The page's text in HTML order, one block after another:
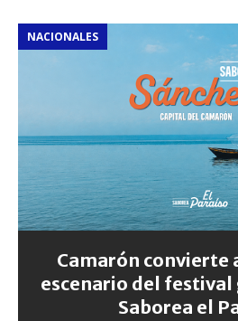
NACIONALES
Camarón convierte
escenario del
Saborea el